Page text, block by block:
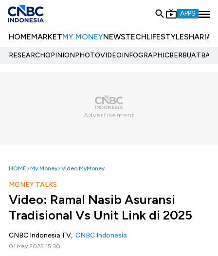
APPS
HOMEMARKETMY MONEYNEWSTECHLIFESTYLESHARIA
RESEARCHOPINIONPHOTOVIDEOINFOGRAPHIC
HOME My Money Video MyMoney
MONEY TALKS
Video: Ramal Nasib Asuransi
Tradisional Vs Unit Link di 2025
CNBC Indonesia TV, CNBC Indonesia
01 May 2025 15:30